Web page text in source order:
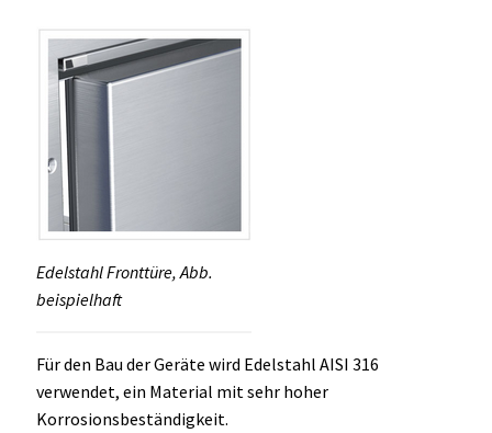
Edelstahl Fronttüre, Abb.
beispielhaft
Für den Bau der Geräte wird Edelstahl AISI 316
verwendet, ein Material mit sehr hoher
Korrosionsbeständigkeit.